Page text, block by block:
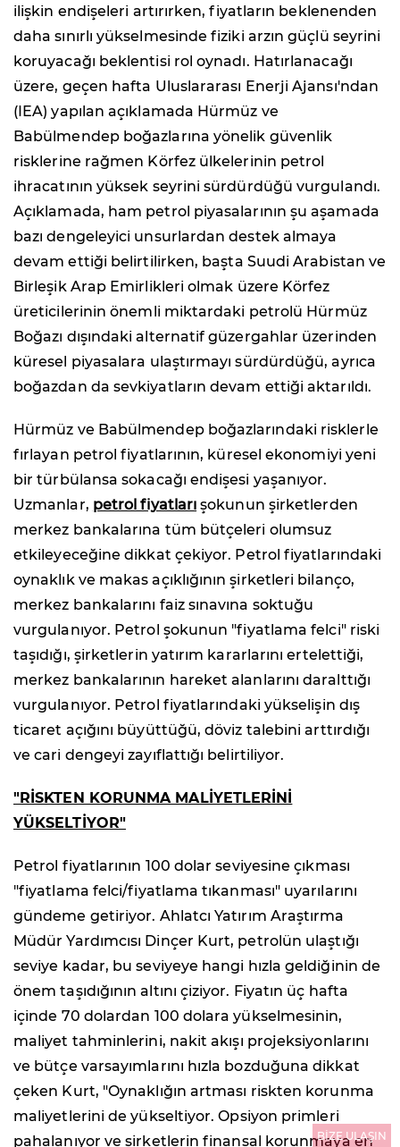
ilişkin endişeleri artırırken, fiyatların beklenenden
daha sınırlı yükselmesinde fiziki arzın güçlü seyrini
koruyacağı beklentisi rol oynadı. Hatırlanacağı
üzere, geçen hafta Uluslararası Enerji Ajansı'ndan
(IEA) yapılan açıklamada Hürmüz ve
Babülmendep boğazlarına yönelik güvenlik
risklerine rağmen Körfez ülkelerinin petrol
ihracatının yüksek seyrini sürdürdüğü vurgulandı.
Açıklamada, ham petrol piyasalarının şu aşamada
bazı dengeleyici unsurlardan destek almaya
devam ettiği belirtilirken, başta Suudi Arabistan ve
Birleşik Arap Emirlikleri olmak üzere Körfez
üreticilerinin önemli miktardaki petrolü Hürmüz
Boğazı dışındaki alternatif güzergahlar üzerinden
küresel piyasalara ulaştırmayı sürdürdüğü, ayrıca
boğazdan da sevkiyatların devam ettiği aktarıldı.
Hürmüz ve Babülmendep boğazlarındaki risklerle
fırlayan petrol fiyatlarının, küresel ekonomiyi yeni
bir türbülansa sokacağı endişesi yaşanıyor.
Uzmanlar, petrol fiyatları şokunun şirketlerden
merkez bankalarına tüm bütçeleri olumsuz
etkileyeceğine dikkat çekiyor. Petrol fiyatlarındaki
oynaklık ve makas açıklığının şirketleri bilanço,
merkez bankalarını faiz sınavına soktuğu
vurgulanıyor. Petrol şokunun "fiyatlama felci" riski
taşıdığı, şirketlerin yatırım kararlarını ertelettiği,
merkez bankalarının hareket alanlarını daralttığı
vurgulanıyor. Petrol fiyatlarındaki yükselişin dış
ticaret açığını büyüttüğü, döviz talebini arttırdığı
ve cari dengeyi zayıflattığı belirtiliyor.
"RİSKTEN KORUNMA MALİYETLERİNİ
YÜKSELTİYOR"
Petrol fiyatlarının 100 dolar seviyesine çıkması
"fiyatlama felci/fiyatlama tıkanması" uyarılarını
gündeme getiriyor. Ahlatcı Yatırım Araştırma
Müdür Yardımcısı Dinçer Kurt, petrolün ulaştığı
seviye kadar, bu seviyeye hangi hızla geldiğinin de
önem taşıdığının altını çiziyor. Fiyatın üç hafta
içinde 70 dolardan 100 dolara yükselmesinin,
maliyet tahminlerini, nakit akışı projeksiyonlarını
ve bütçe varsayımlarını hızla bozduğuna dikkat
çeken Kurt, "Oynaklığın artması riskten korunma
maliyetlerini de yükseltiyor. Opsiyon primleri
pahalanıyor ve şirketlerin finansal korunmaya en
BİZE ULAŞIN